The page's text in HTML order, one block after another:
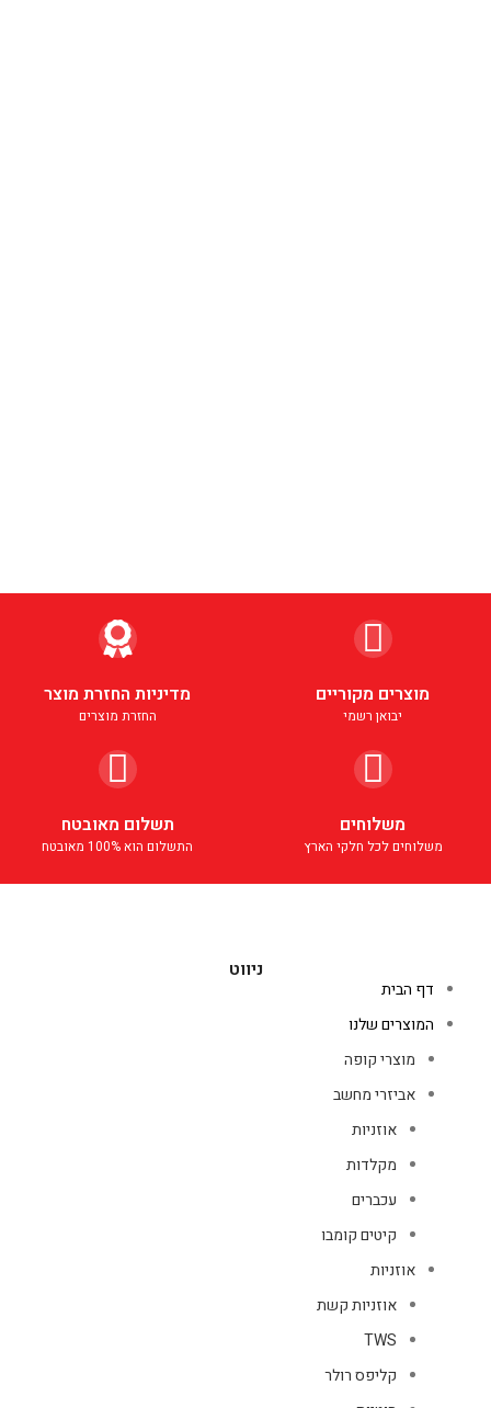
מוצרים מקוריים
יבואן רשמי
מדיניות החזרת מוצר
החזרת מוצרים
משלוחים
משלוחים לכל חלקי הארץ
תשלום מאובטח
התשלום הוא 100% מאובטח
ניווט
דף הבית
המוצרים שלנו
מוצרי קופה
אביזרי מחשב
אוזניות
מקלדות
עכברים
קיטים קומבו
אוזניות
אוזניות קשת
TWS
קליפס רולר